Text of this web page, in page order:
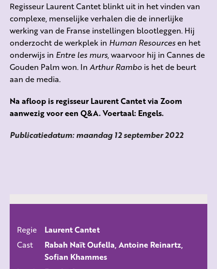
Regisseur Laurent Cantet blinkt uit in het vinden van
complexe, menselijke verhalen die de innerlijke
werking van de Franse instellingen blootleggen. Hij
onderzocht de werkplek in Human Resourcesen het
onderwijs in Entre les murs, waarvoor hij in Cannes de
Gouden Palm won. In Arthur Rambo is het de beurt
aan de media.
Na afloop is regisseur Laurent Cantet via Zoom
aanwezig voor een Q&A. Voertaal: Engels.
Publicatiedatum: maandag 12 september 2022
Regie
Laurent Cantet
Cast
Rabah Naït Oufella, Antoine Reinartz,
Sofian Khammes